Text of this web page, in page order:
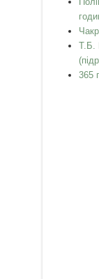
Т.Б.
365